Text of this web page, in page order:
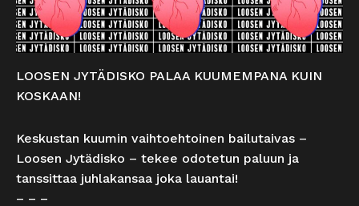
LOOSEN JYTÄDISKO PALAA KUUMEMPANA KUIN
KOSKAAN!
Keskustan kuumin vaihtoehtoinen bailutaivas –
Loosen Jytädisko – tekee odotetun paluun ja
tanssittaa juhlakansaa joka lauantai!
– – –